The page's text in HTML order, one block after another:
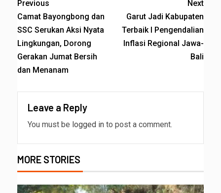
Previous
Camat Bayongbong dan
SSC Serukan Aksi Nyata
Lingkungan, Dorong
Gerakan Jumat Bersih
dan Menanam
Next
Garut Jadi Kabupaten
Terbaik I Pengendalian
Inflasi Regional Jawa-
Bali
Leave a Reply
You must be logged in to post a comment.
MORE STORIES